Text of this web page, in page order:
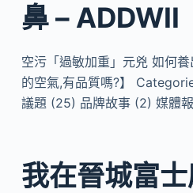
鼻 – ADDWII
空污「過敏加重」元兇 如何
的空氣,有品質嗎?】
議題 (25) 品牌故事 (2) 媒體
我在晉城富